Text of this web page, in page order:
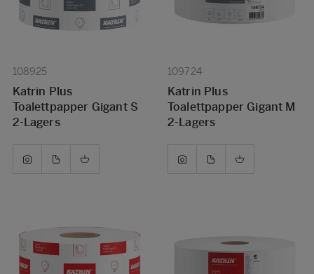
108925
Katrin Plus
Toalettpapper Gigant S
2-Lagers
109724
Katrin Plus
Toalettpapper Gigant M
2-Lagers